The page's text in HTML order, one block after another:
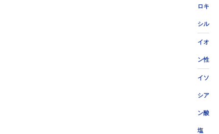
ロキ
シル
イオ
ン性
イソ
シア
ン酸
塩